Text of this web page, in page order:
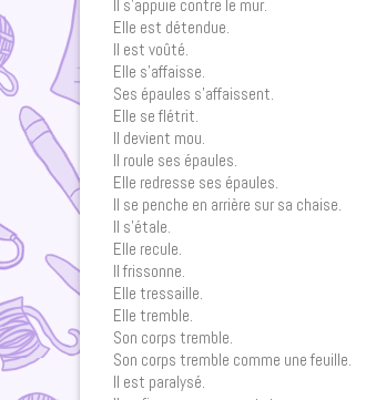
Il s’appuie contre le mur.
Elle est détendue.
Il est voûté.
Elle s’affaisse.
Ses épaules s’affaissent.
Elle se flétrit.
Il devient mou.
Il roule ses épaules.
Elle redresse ses épaules.
Il se penche en arrière sur sa chaise.
Il s’étale.
Elle recule.
Il frissonne.
Elle tressaille.
Elle tremble.
Son corps tremble.
Son corps tremble comme une feuille.
Il est paralysé.